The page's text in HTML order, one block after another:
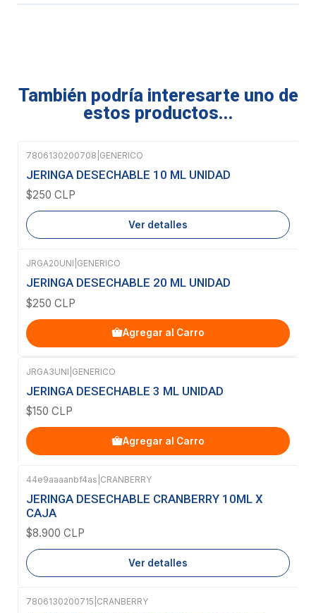
También podría interesarte uno de
estos productos...
Agotado
7806130200708 GENERICO
JERINGA DESECHABLE 10 ML UNIDAD
$250 CLP
Ver detalles
JRGA20UNI GENERICO
JERINGA DESECHABLE 20 ML UNIDAD
$250 CLP
Agregar al Carro
JRGA3UNI GENERICO
JERINGA DESECHABLE 3 ML UNIDAD
$150 CLP
Agregar al Carro
Agotado
44e9aaaanbf4as CRANBERRY
JERINGA DESECHABLE CRANBERRY 10ML X
CAJA
$8.900 CLP
Ver detalles
7806130200715 CRANBERRY